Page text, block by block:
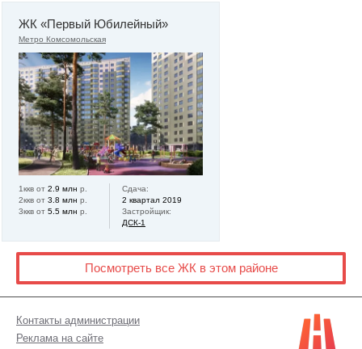
ЖК «Первый Юбилейный»
Метро Комсомольская
1ккв от 2.9 млн р.
2ккв от 3.8 млн р.
3ккв от 5.5 млн р.
Сдача:
2 квартал 2019
Застройщик:
ДСК-1
Посмотреть все ЖК в этом районе
Контакты администрации
Реклама на сайте